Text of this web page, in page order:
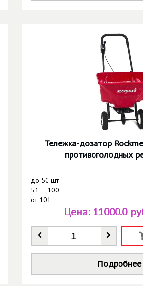
Тележка-дозатор
противоголодных
до 50 шт
51 — 100
от101
Количество *
Цена: 11000.0
Подробнее